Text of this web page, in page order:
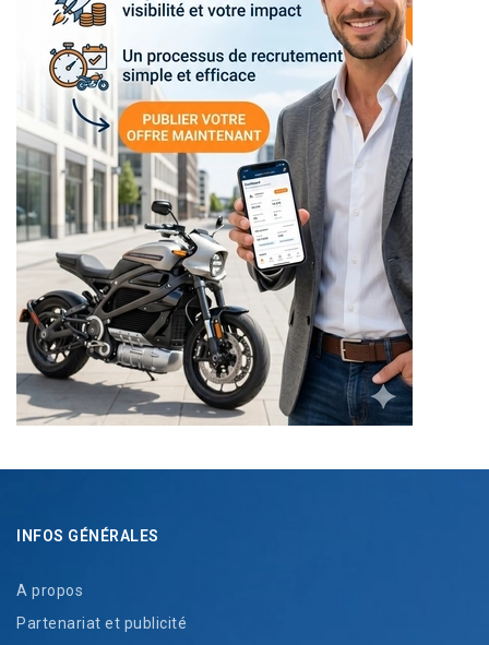
INFOS GÉNÉRALES
A propos
Partenariat et publicité